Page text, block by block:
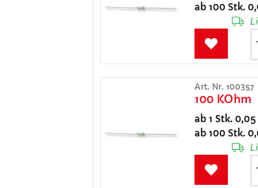
ab 100 Stk.
Art. Nr. 100357
100 KOhm
ab 1 Stk. 0,05
ab 100 Stk.